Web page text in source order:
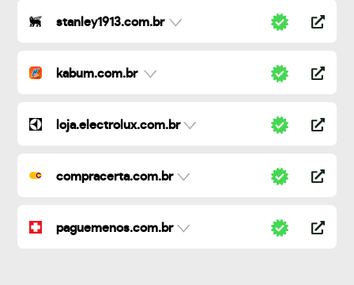
stanley1913.com.br
kabum.com.br
loja.electrolux.com.br
compracerta.com.br
paguemenos.com.br